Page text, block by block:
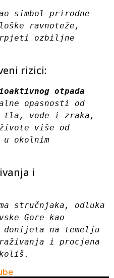
simbol prirodne
ravnoteže,
ozbiljne
rizici:
otpada
opasnosti od
tla, vode i zraka,
više od
okolnim
i
stručnjaka, odluka
Gore kao
na temelju
i procjena